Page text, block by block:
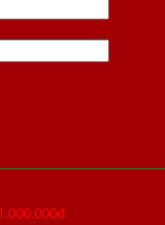
1.000.000đ